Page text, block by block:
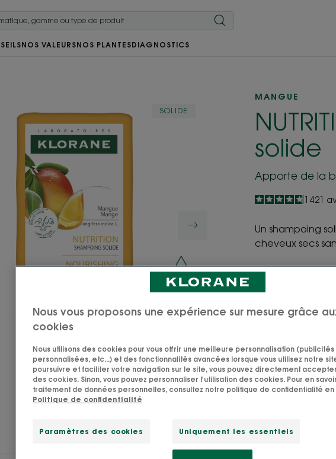
NOS VALEURSNOS PLANTESDIAGNOSTICS
SOLIDE
MANGUE
solide
Apporte de la
4.7
/51 421
Un shampoing
cheveux secs
Nettoyant,
Pain Pain
80gr
POINT DE
Nous vous proposons une expérience sur mesure grâce
cookies
Nous utilisons des cookies pour vous offrir une meilleure personnalisation (publicités
personnalisées, etc...) et des fonctionnalités avancées lorsque vous utilisez notre
poursuivre et faciliter votre navigation sur le site, vous pouvez directement
des cookies. Sinon, vous pouvez personnaliser l'utilisation des cookies. Pour en
traitement de données personnelles, consultez notre politique de confidentialité en
Politique de confidentialité
Paramètres des cookies Uniquement les essentiels